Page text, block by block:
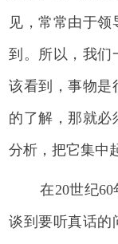
见，常常由于
到。所以，我们
该看到，事物是
的了解，那就必
分析，把它集中
在20世纪
谈到要听真话的